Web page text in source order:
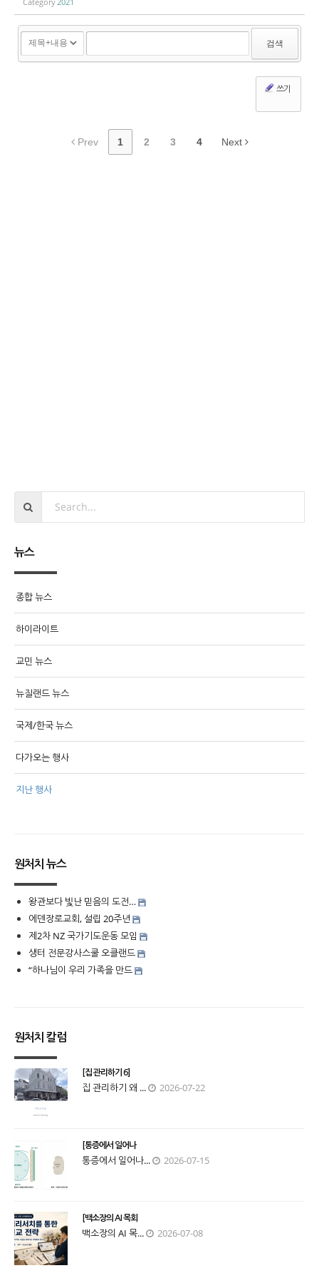
검색
쓰기
Prev 1 2 3 4 Next
뉴스
종합 뉴스
하이라이트
교민 뉴스
뉴질랜드 뉴스
국제/한국 뉴스
다가오는 행사
지난 행사
원처치 뉴스
왕관보다 빛난 믿음의 도전…
에덴장로교회, 설립 20주년
제2차 NZ 국가기도운동 모임
생터 전문강사스쿨 오클랜드
“하나님이 우리 가족을 만드
원처치 칼럼
[집 관리하기 6]
집 관리하기 왜 ... 2026-07-22
[통증에서 일어나
통증에서 일어나... 2026-07-15
[백소장의 AI 목회
백소장의 AI 목... 2026-07-08